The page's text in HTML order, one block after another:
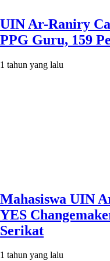
UIN Ar-Raniry
PPG Guru, 159
1 tahun yang lalu
Mahasiswa UIN
YES
Serikat
1 tahun yang lalu